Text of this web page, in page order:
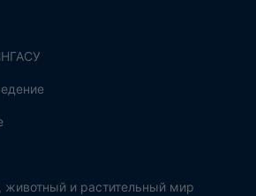
и растительный мир